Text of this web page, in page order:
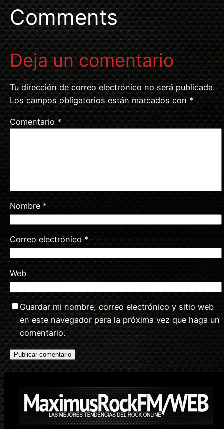
Comments
Deja un comentario
Tu dirección de correo electrónico no será publicada.
Los campos obligatorios están marcados con *
Comentario *
Nombre *
Correo electrónico*
Web
Guardar mi nombre, correo electrónico y sitio web
en este navegador para la próxima vez que haga un
comentario.